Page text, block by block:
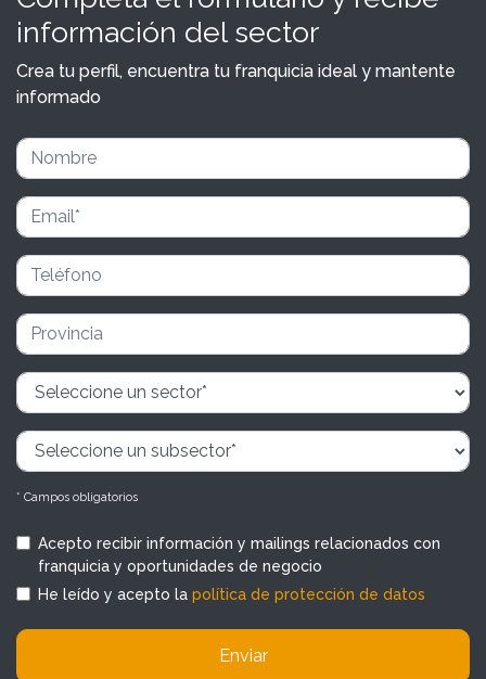
información del sector
Crea tu perfil, encuentra tu franquicia ideal y mantente
informado
* Campos obligatorios
Acepto recibir información y mailings relacionados con
franquicia y oportunidades de negocio
He leído y acepto la política de protección de datos
Enviar